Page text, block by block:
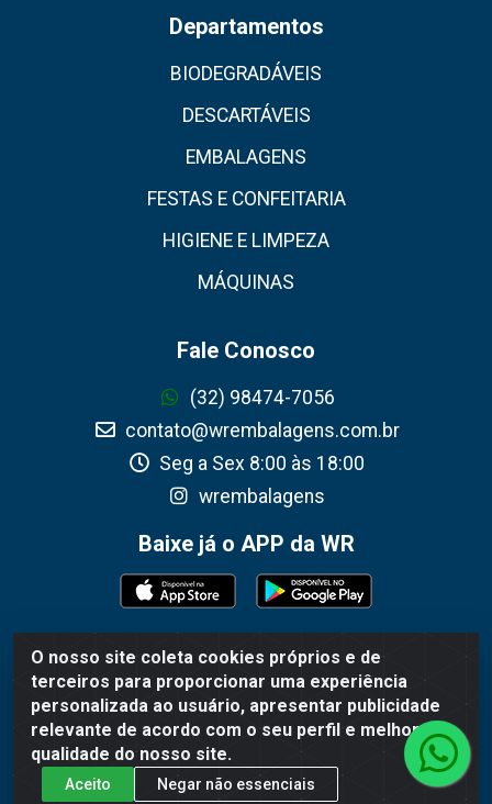
O nosso site coleta cookies próprios e de
terceiros para proporcionar uma experiência
personalizada ao usuário, apresentar publicidade
relevante de acordo com o seu perfil e melhorar a
qualidade do nosso site.
Aceito Negar não essenciais
Departamentos
BIODEGRADÁVEIS
DESCARTÁVEIS
EMBALAGENS
FESTAS E CONFEITARIA
HIGIENE E LIMPEZA
MÁQUINAS
Fale Conosco
(32) 98474-7056
contato@wrembalagens.com.br
Seg a Sex 8:00 às 18:00
wrembalagens
Baixe já o APP da WR
WR Embalagens - R. Cel. Teodoro Gomes de Araújo, 1360 -
Grogotó - Barbacena / MG - CEP 36202-628 - CNPJ
02.692.206/0001-55